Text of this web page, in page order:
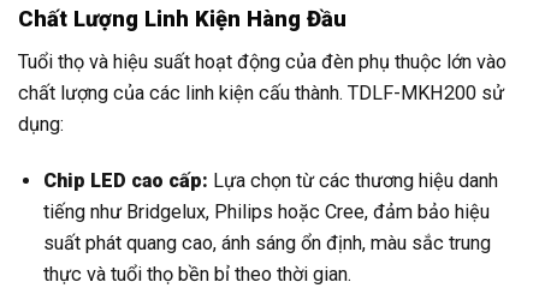
Chất Lượng Linh Kiện Hàng Đầu
Tuổi thọ và hiệu suất hoạt động của đèn phụ thuộc lớn vào
chất lượng của các linh kiện cấu thành. TDLF-MKH200 sử
dụng:
Chip LED cao cấp: Lựa chọn từ các thương hiệu danh
tiếng như Bridgelux, Philips hoặc Cree, đảm bảo hiệu
suất phát quang cao, ánh sáng ổn định, màu sắc trung
thực và tuổi thọ bền bỉ theo thời gian.